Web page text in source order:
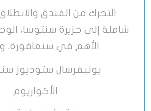
التحرك من الفندق
شاملة إلى جزيرة سنتوسا،
الأهم في سنغافورة،
يونيفرسال ستوديوز
الأكواريوم